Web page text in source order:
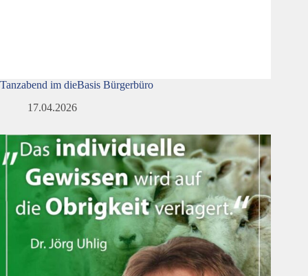
Tanzabend im dieBasis Bürgerbüro
17.04.2026